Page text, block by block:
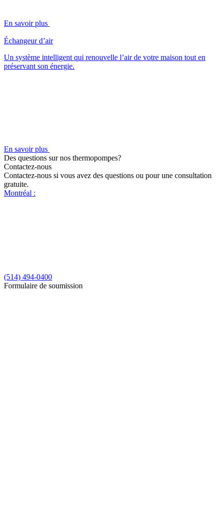
En savoir plus
Échangeur d’air
Un système intelligent qui renouvelle l’air de votre maison tout en
préservant son énergie.
En savoir plus
Des questions sur nos thermopompes?
Contactez-nous
Contactez-nous si vous avez des questions ou pour une consultation
gratuite.
Montréal :
(514) 494-0400
Formulaire de soumission